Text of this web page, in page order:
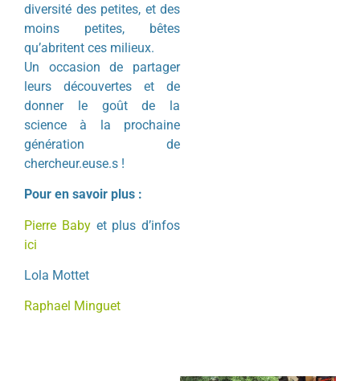
diversité des petites, et des
moins petites, bêtes
qu’abritent ces milieux.
Un occasion de partager
leurs découvertes et de
donner le goût de la
science à la prochaine
génération de
chercheur.euse.s !
Pour en savoir plus :
Pierre Babyet plus d’infos
ici
Lola Mottet
Raphael Minguet